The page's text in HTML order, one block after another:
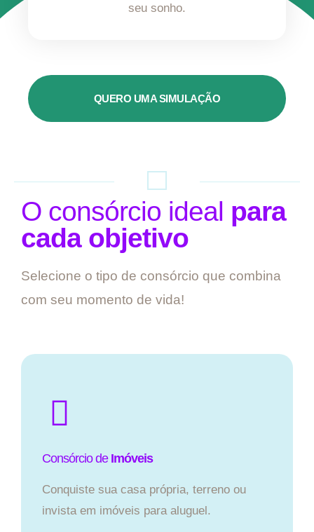
seu sonho.
QUERO UMA SIMULAÇÃO
O consórcio ideal para
cada objetivo
Selecione o tipo de consórcio que combina
com seu momento de vida!
Consórcio de Imóveis
Conquiste sua casa própria, terreno ou
invista em imóveis para aluguel.